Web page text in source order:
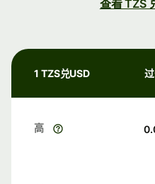
查看 TZS
1 TZS兑USD
高